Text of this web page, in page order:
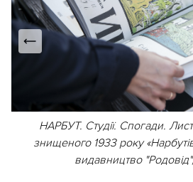
НАРБУТ. Студії. Спогади.
знищеного 1933 року
видавництво